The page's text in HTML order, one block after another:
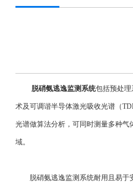
脱硝氨逃逸监测系统包括预处
术及可调谐半导体激光吸收光谱（
光谱做算法分析，可同时测量多种
域。
脱硝氨逃逸监测系统耐用且易于安